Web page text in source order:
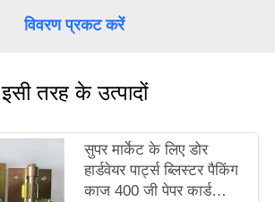
विवरण प्रकट करें
इसी तरह के उत्पादों
सुपर मार्केट के लिए डोर
हार्डवेयर पार्ट्स ब्लिस्टर पैकिंग
काज 400 जी पेपर कार्ड